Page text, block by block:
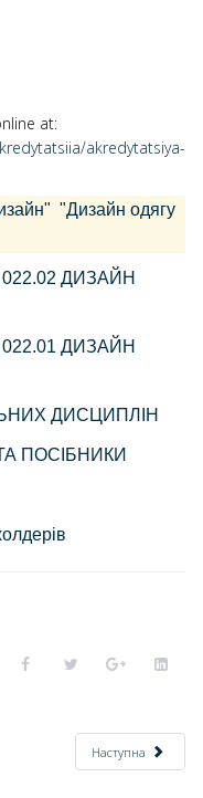
at:
akredytatsiya-
"Дизайн одягу
022.02 ДИЗАЙН
022.01 ДИЗАЙН
ДИСЦИПЛІН
ПОСІБНИКИ
Наступна